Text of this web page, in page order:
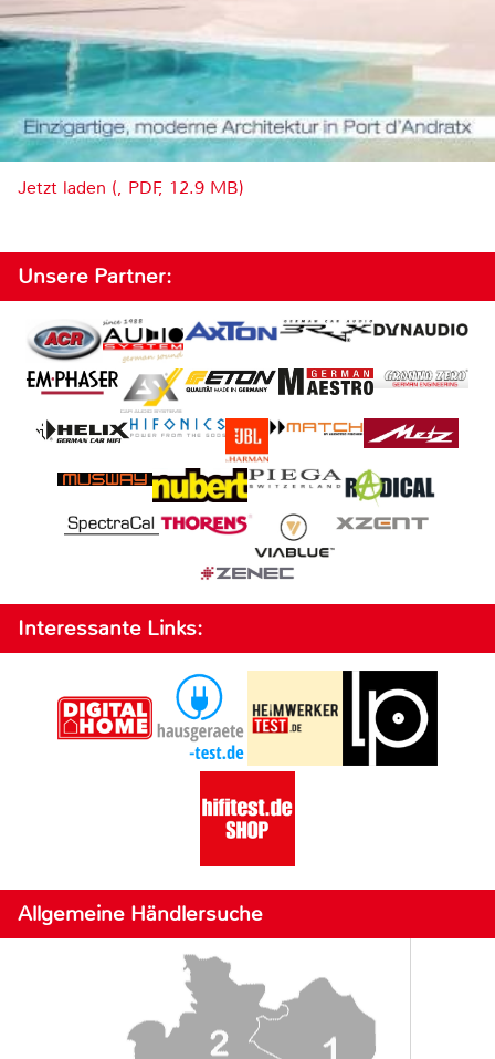
Jetzt laden (, PDF, 12.9 MB)
Unsere Partner:
Interessante Links:
Allgemeine Händlersuche